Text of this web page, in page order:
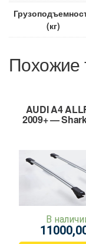
(кг)
Похожие
AUDI A4
2009+ —
В